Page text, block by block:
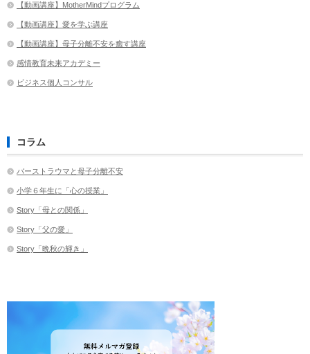
【動画講座】MotherMindプログラム
【動画講座】愛を学ぶ講座
【動画講座】母子分離不安を癒す講座
感情教育未来アカデミー
ビジネス個人コンサル
コラム
バーストラウマと母子分離不安
小学６年生に「心の授業」
Story「母との関係」
Story「父の愛」
Story「晩秋の輝き」